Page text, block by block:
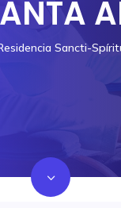
Sancti-
3